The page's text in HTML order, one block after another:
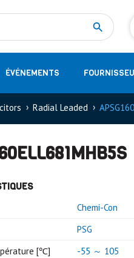
ÉVÉNEMENTS
Radial Leaded
Chemi-Con
PSG
[℃]
-55 ～ 105